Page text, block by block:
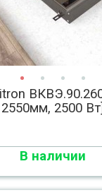
2550мм, 2500 Вт]
В наличии